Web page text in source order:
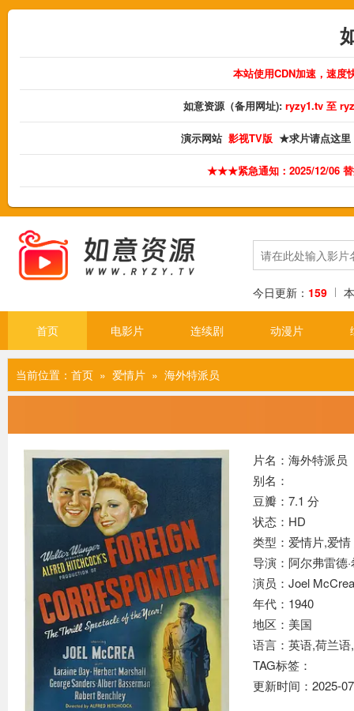
本站使用CDN加速，速度
如意资源（备用网址):ryzy1.tv 至
演示网站 影视TV版 ★求片请点这
★★★紧急通知：2025/12/06 替
今日更新： 159
首页 电影片 连续剧 动漫片
当前位置： 首页 » 爱情片 » 海外特派员
片名：海外特派员
别名：
豆瓣：7.1 分
状态：HD
类型：爱情片,爱情
导演：阿尔弗雷德
演员：Joel
年代：1940
地区：美国
语言：英语,荷兰
TAG标签：
更新时间：2025-